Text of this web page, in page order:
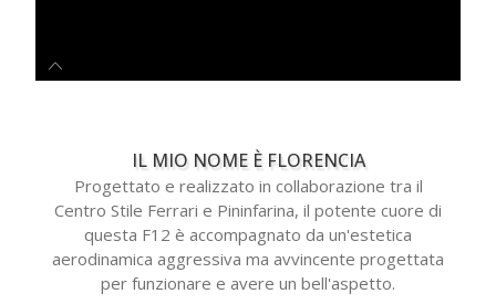
IL MIO NOME È FLORENCIA
Progettato e realizzato in collaborazione tra il
Centro Stile Ferrari e Pininfarina, il potente cuore di
questa F12 è accompagnato da un'estetica
aerodinamica aggressiva ma avvincente progettata
per funzionare e avere un bell'aspetto.